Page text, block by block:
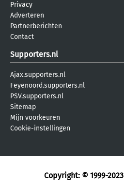
Privacy
Adverteren
Partnerberichten
Contact
Supporters.nl
Ajax.supporters.nl
Feyenoord.supporters.nl
PSV.supporters.nl
Sitemap
Mijn voorkeuren
Cookie-instellingen
Copyright: © 1999-2023